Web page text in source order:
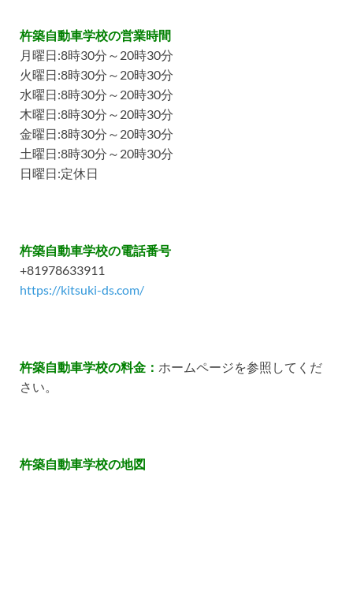
杵築自動車学校の営業時間
月曜日:8時30分～20時30分
火曜日:8時30分～20時30分
水曜日:8時30分～20時30分
木曜日:8時30分～20時30分
金曜日:8時30分～20時30分
土曜日:8時30分～20時30分
日曜日:定休日
杵築自動車学校の電話番号
+81978633911
https://kitsuki-ds.com/
杵築自動車学校の料金： ホームページを参照してくだ
さい。
杵築自動車学校の地図